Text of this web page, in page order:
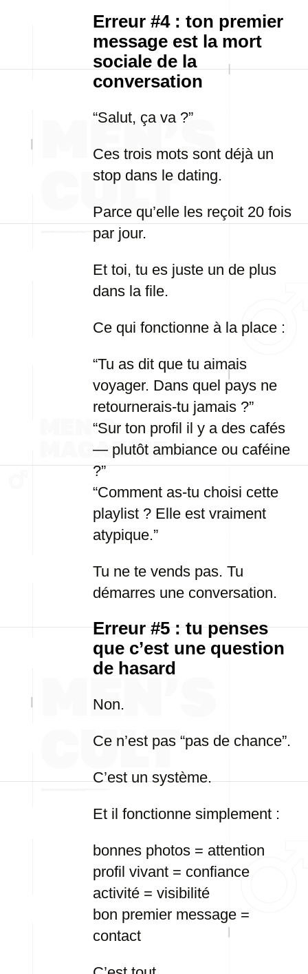
Erreur #4 : ton premier
message est la mort
sociale de la
conversation
“Salut, ça va ?”
Ces trois mots sont déjà un
stop dans le dating.
Parce qu’elle les reçoit 20 fois
par jour.
Et toi, tu es juste un de plus
dans la file.
Ce qui fonctionne à la place :
“Tu as dit que tu aimais
voyager. Dans quel pays ne
retournerais-tu jamais ?”
“Sur ton profil il y a des cafés
— plutôt ambiance ou caféine
?”
“Comment as-tu choisi cette
playlist ? Elle est vraiment
atypique.”
Tu ne te vends pas. Tu
démarres une conversation.
Erreur #5 : tu penses
que c’est une question
de hasard
Non.
Ce n’est pas “pas de chance”.
C’est un système.
Et il fonctionne simplement :
bonnes photos = attention
profil vivant = confiance
activité = visibilité
bon premier message =
contact